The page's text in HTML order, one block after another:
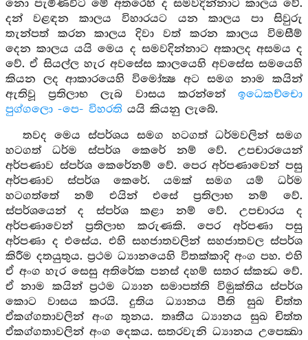
නො පැමිණිවිට මේ අතරෙහි ද සමවදින්නාට කාලය වේ.
දන් වළඳන කාලය විහාරයට යන කාලය පා සිවුරු
තැන්පත් කරන කාලය දිවා වත් කරන කාලය විමසීම්
දෙන කාලය යයි මෙය ද සමවදින්නාට අකාලද අසමය ද
වේ. ඒ සියල්ල හැර අවසේස කාලයෙහි අවසේස සමයෙහි
කියන ලද ආකාරයෙහි විමෝක්‍ෂ අට සමග නාම කයින්
ඇතිවූ ප්‍රතිලාභ ලැබ වාසය කරන්නේ ඉධෙකච්චො
පුග්ගලො -පෙ- විහරති යයි කියනු ලැබේ.
තවද මෙය ස්පර්ශය සමග හටගත් ධර්මවලින් සමග
හටගත් ධර්ම ස්පර්ශ කෙරේ නම් වේ. උපචාරයෙන්
අර්පණාව ස්පර්ශ කෙරේනම් වේ. පෙර අර්පණාවෙන් පසු
අර්පණාව ස්පර්ශ කෙරේ. යමක් සමග යම් ධර්ම
හටගත්තේ නම් එයින් එසේ ප්‍රතිලාභ නම් වේ.
ස්පර්ශයෙන් ද ස්පර්ශ කළා නම් වේ. උපචාරය ද
අර්පණාවෙන් ප්‍රතිලාභ කරුණකි. පෙර අර්පණා පසු
අර්පණා ද එසේය. එහි සහජාතවලින් සහජාතවල ස්පර්ශ
කිරීම දතයුතුය. ප්‍රථම ධ්‍යානයෙහි විතක්කාදි අංග පහ. එහි
ඒ අංග හැර සෙසු අතිරේක පනස් දහම් සතර ස්කන්‍ධ වේ.
ඒ නාම කයින් ප්‍රථම ධ්‍යාන සමාපත්ති විමුක්තිය ස්පර්ශ
කොට වාසය කරයි. දුතිය ධ්‍යානය පීති සුඛ චිත්ත
ඒකග්ගතාවලින් අංග තුනය. තෘතීය ධ්‍යානය සුඛ චිත්ත
ඒකග්ගතාවලින් අංග දෙකය. සතරවැනි ධ්‍යානය උපෙක්‍ඛා